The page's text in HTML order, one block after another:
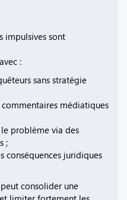
impulsives sont
:
sans stratégie
médiatiques
problème via des
;
conséquences juridiques
consolider une